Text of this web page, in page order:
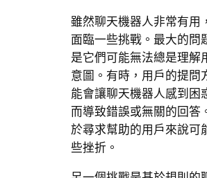
雖然聊天機器人非常有用
面臨一些挑戰。最大的問
是它們可能無法總是理解
意圖。有時，用戶的提問
能會讓聊天機器人感到困
而導致錯誤或無關的回答
於尋求幫助的用戶來說可
些挫折。